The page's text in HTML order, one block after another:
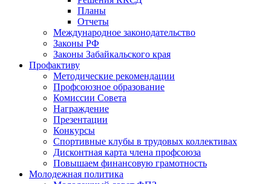
Планы
Отчеты
Международное законодательство
Законы РФ
Законы Забайкальского края
Профактиву
Методические рекомендации
Профсоюзное образование
Комиссии Совета
Награждение
Презентации
Конкурсы
Спортивные клубы в трудовых коллективах
Дисконтная карта члена профсоюза
Повышаем финансовую грамотность
Молодежная политика